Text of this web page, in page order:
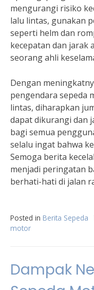
mengurangi risiko
lalu lintas, gunakan
seperti helm dan
kecepatan dan jarak
seorang ahli
Dengan
pengendara sepeda
lintas, diharapkan
dapat dikurangi dan
bagi semua
selalu ingat bahwa
Semoga berita
menjadi peringatan
berhati-hati di jalan
Posted in Berita Sepeda
motor
Dampak